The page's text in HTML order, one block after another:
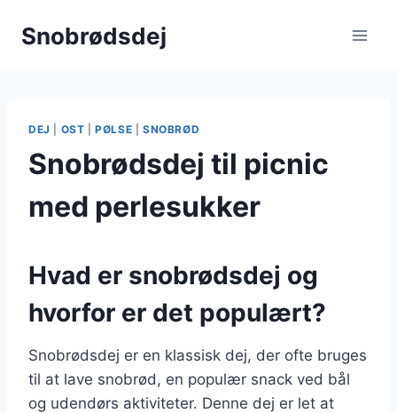
Snobrødsdej
DEJ OST |PØLSE SNOBRØD
Snobrødsdej til picnic
med perlesukker
Hvad er snobrødsdej og
hvorfor er det populært?
Snobrødsdej er en klassisk dej, der ofte bruges
til at lave snobrød, en populær snack ved bål
og udendørs aktiviteter. Denne dej er let at